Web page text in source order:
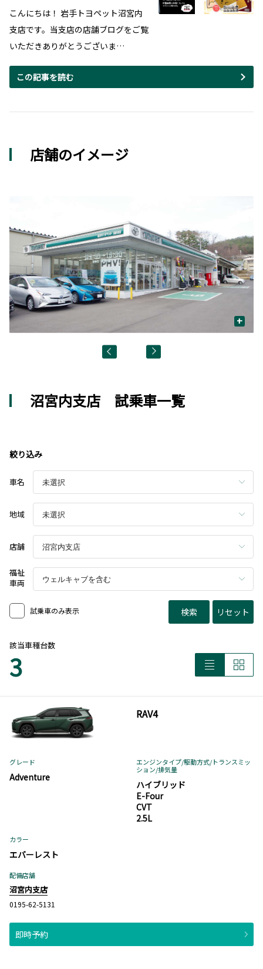
こんにちは！ 岩手トヨペット沼宮内
支店です。当支店の店舗ブログをご覧
いただきありがとうございま…
この記事を読む
店舗のイメージ
+
沼宮内支店 試乗車一覧
絞り込み
車名
地域
店舗
福祉
車両
試乗車のみ表示 検索 リセット
該当車種台数
3
RAV4
グレード
Adventure
エンジンタイプ/駆動方式/トランスミッ
ション/排気量
ハイブリッド
E-Four
CVT
2.5L
カラー
エバーレスト
配備店舗
沼宮内支店
0195-62-5131
即時予約